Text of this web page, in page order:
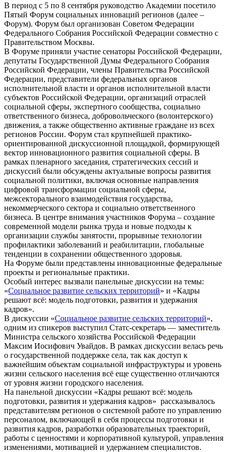
В период с 5 по 8 сентября руководство Академии посетило
Пятый Форум социальных инноваций регионов (далее –
Форум). Форум был организован Советом Федерации
Федерального Собрания Российской Федерации совместно с
Правительством Москвы.
В Форуме приняли участие сенаторы Российской Федерации,
депутаты Государственной Думы Федерального Собрания
Российской Федерации, члены Правительства Российской
Федерации, представители федеральных органов
исполнительной власти и органов исполнительной власти
субъектов Российской Федерации, организаций отраслей
социальной сферы, экспертного сообщества, социально
ответственного бизнеса, добровольческого (волонтерского)
движения, а также общественно активные граждане из всех
регионов России. Форум стал крупнейшей практико-
ориентированной дискуссионной площадкой, формирующей
вектор инновационного развития социальной сферы. В
рамках пленарного заседания, стратегических сессий и
дискуссий были обсуждены актуальные вопросы развития
социальной политики, включая основные направления
цифровой трансформации социальной сферы,
межсекторального взаимодействия государства,
некоммерческого сектора и социально ответственного
бизнеса. В центре внимания участников Форума – создание
современной модели рынка труда и новые подходы к
организации службы занятости, прорывные технологии
профилактики заболеваний и реабилитации, глобальные
тенденции в сохранении общественного здоровья.
На Форуме были представлены инновационные федеральные
проекты и региональные практики.
Особый интерес вызвали панельные дискуссии на темы:
«Социальное развитие сельских территорий» и «Кадры
решают всё: модель подготовки, развития и удержания
кадров».
В дискуссии «Социальное развитие сельских территорий»,
одним из спикеров выступил Статс-секретарь — заместитель
Министра сельского хозяйства Российской Федерации
Максим Иосифович Увайдов. В рамках дискуссии велась речь
о государственной поддержке села, так как доступ к
важнейшим объектам социальной инфраструктуры и уровень
жизни сельского населения всё еще существенно отличаются
от уровня жизни городского населения.
На панельной дискуссии «Кадры решают всё: модель
подготовки, развития и удержания кадров» рассказывалось
представителям регионов о системной работе по управлению
персоналом, включающей в себя процессы подготовки и
развития кадров, разработки образовательных траекторий,
работы с ценностями и корпоративной культурой, управления
изменениями, мотивацией и удержанием специалистов.